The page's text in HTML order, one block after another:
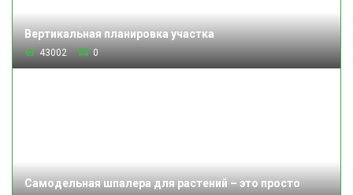
Вертикальная планировка участка
43002 0
Самодельная шпалера для растений – это просто